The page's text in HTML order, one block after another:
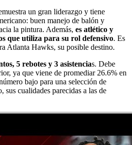
un gran liderazgo y tiene
buen manejo de balón y
la pintura. Además, es atlético y
que utiliza para su rol defensivo. Es
Atlanta Hawks, su posible destino.
5 rebotes y 3 asistencias. Debe
ya que viene de promediar 26.6% en
bajo para una selección de
sus cualidades parecidas a las de